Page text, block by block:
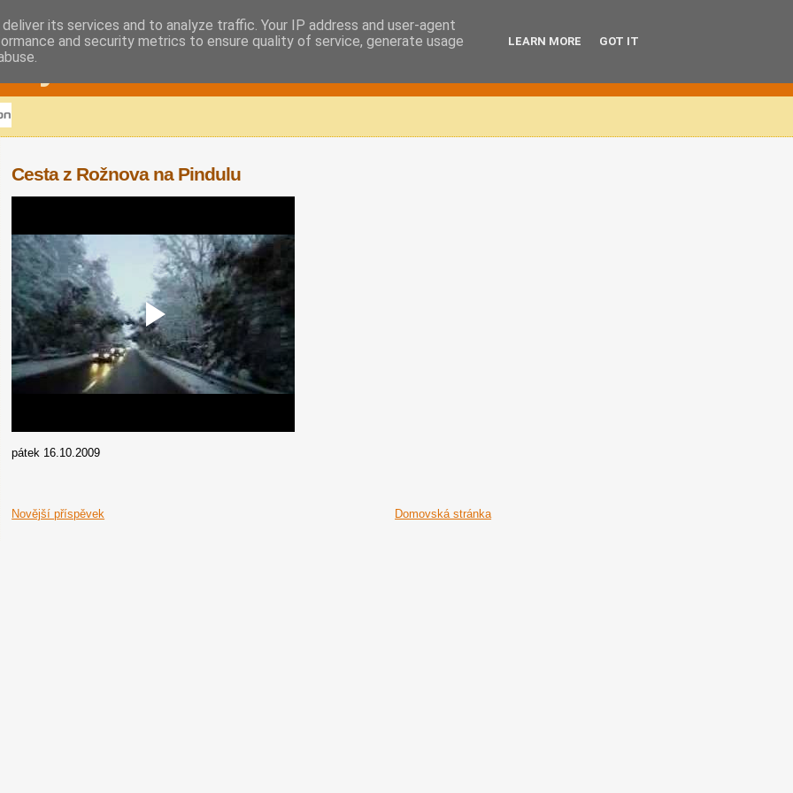
Cesta z Rožnova na Pindulu
pátek 16.10.2009
Novější příspěvek Domovská stránka
its services and to analyze traffic. Your IP address and user-agent
and security metrics to ensure quality of service, generate usage
LEARN MORE GOT IT